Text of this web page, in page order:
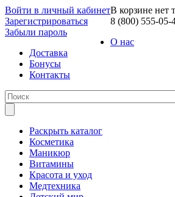
Войти в личный кабинет
Зарегистрироваться
Забыли пароль
В корзине нет
8 (800) 555-05-
О нас
Доставка
Бонусы
Контакты
Раскрыть каталог
Косметика
Маникюр
Витамины
Красота и уход
Медтехника